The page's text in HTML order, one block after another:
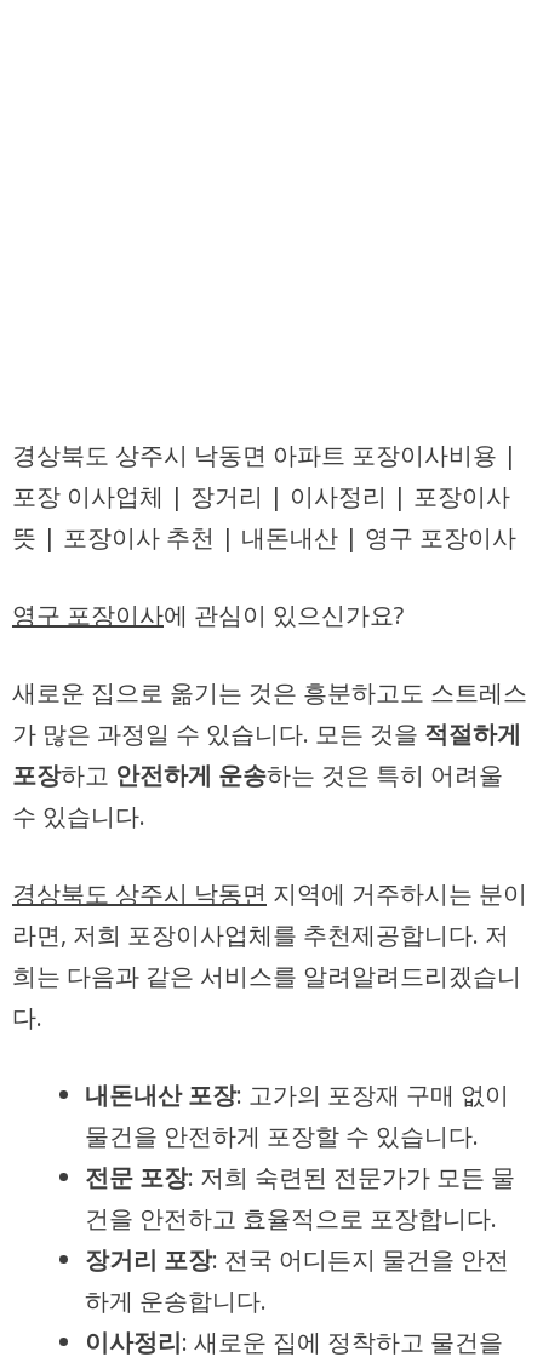
경상북도 상주시 낙동면 아파트 포장이사비용 |
포장 이사업체 | 장거리 | 이사정리 | 포장이사
뜻 | 포장이사 추천 | 내돈내산 | 영구 포장이사
영구 포장이사에 관심이 있으신가요?
새로운 집으로 옮기는 것은 흥분하고도 스트레스
가 많은 과정일 수 있습니다. 모든 것을 적절하게
포장하고 안전하게 운송하는 것은 특히 어려울
수 있습니다.
경상북도 상주시 낙동면 지역에 거주하시는 분이
라면, 저희 포장이사업체를 추천제공합니다. 저
희는 다음과 같은 서비스를 알려알려드리겠습니
다.
내돈내산 포장: 고가의 포장재 구매 없이
물건을 안전하게 포장할 수 있습니다.
전문 포장: 저희 숙련된 전문가가 모든 물
건을 안전하고 효율적으로 포장합니다.
장거리 포장: 전국 어디든지 물건을 안전
하게 운송합니다.
이사정리: 새로운 집에 정착하고 물건을